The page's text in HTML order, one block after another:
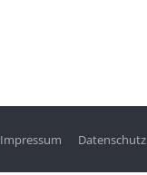
Impressum Datenschutz